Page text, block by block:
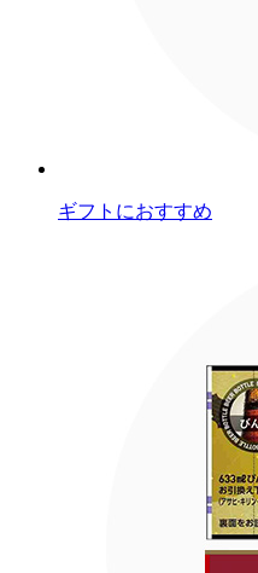
ギフトにおすすめ